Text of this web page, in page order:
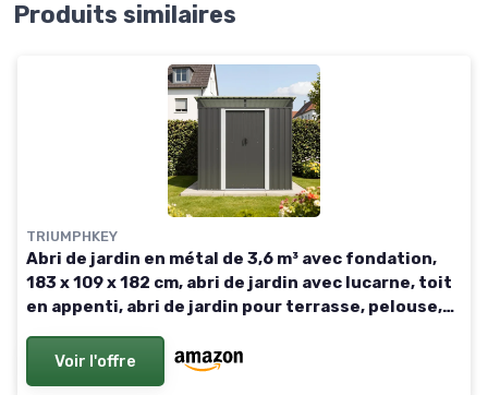
Produits similaires
TRIUMPHKEY
Abri de jardin en métal de 3,6 m³ avec fondation,
183 x 109 x 182 cm, abri de jardin avec lucarne, toit
en appenti, abri de jardin pour terrasse, pelouse,
Voir l'offre